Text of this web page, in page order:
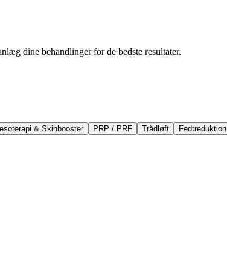
dine behandlinger for de bedste resultater.
& Skinbooster PRP / PRF Trådløft Fedtreduktion